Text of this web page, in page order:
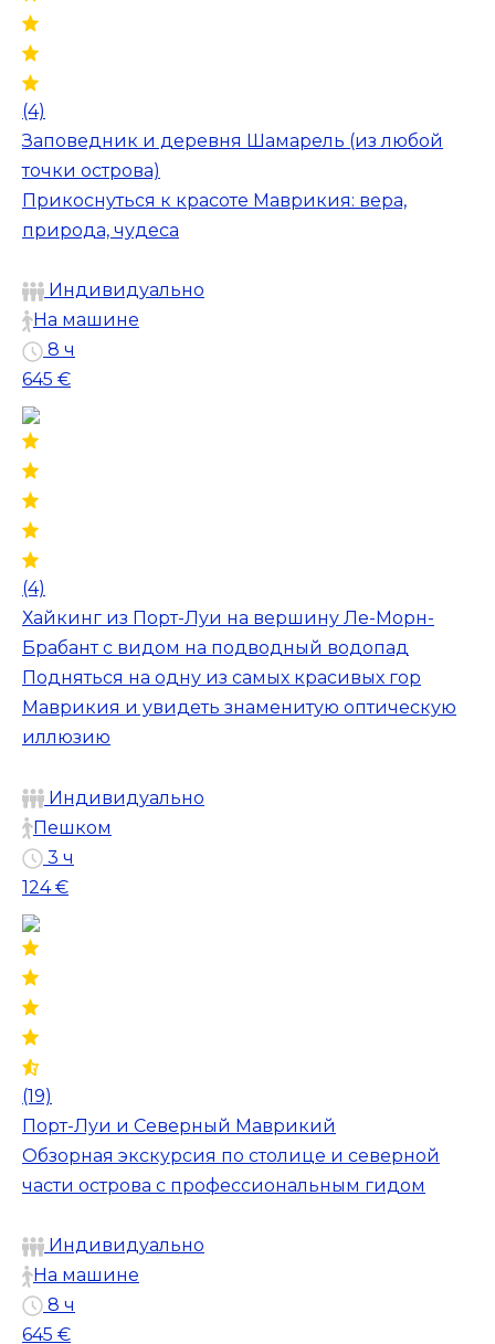
(4)
Заповедник и деревня Шамарель (из любой
точки острова)
Прикоснуться к красоте Маврикия: вера,
природа, чудеса
Индивидуально
На машине
8 ч
645 €
(4)
Хайкинг из Порт-Луи на вершину Ле-Морн-
Брабант с видом на подводный водопад
Подняться на одну из самых красивых гор
Маврикия и увидеть знаменитую оптическую
иллюзию
Индивидуально
Пешком
3 ч
124 €
(19)
Порт-Луи и Северный Маврикий
Обзорная экскурсия по столице и северной
части острова с профессиональным гидом
Индивидуально
На машине
8 ч
645 €